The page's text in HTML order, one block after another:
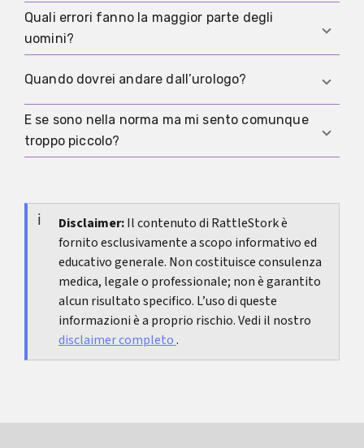
una base debole per conclusioni su dimensioni o
cambiamenti.
Se misuri, bastano poche misurazioni in
condizioni simili e una media. Misurare troppo
confronto.
Quali errori fanno la maggior parte degli
uomini?
Cambiare il punto di partenza, non premere il
forza di stiramento e confrontare valori da
flaccido che oscillano naturalmente.
Quando dovrei andare dall’urologo?
Se c’è dolore, noduli, una curvatura nuova o
marcata, cambiamenti improvvisi, problemi di
E se sono nella norma ma mi sento comunque
troppo piccolo?
dall’immagine corporea che dall’anatomia.
Supporto psicologico o terapia sessuale possono
aiutare a spostare il focus dai numeri al
funzionamento e al benessere. Se ti interessa
cosa riportano le donne su dimensioni e sesso:
donne preferiscono peni grandi o piccoli?
Disclaimer:Il contenuto di RattleStork è
fornito esclusivamente a scopo informativo ed
educativo generale. Non costituisce consulenza
medica, legale o professionale; non è garantito
alcun risultato specifico. L’uso di queste
informazioni è a proprio rischio. Vedi il nostro
disclaimer completo.